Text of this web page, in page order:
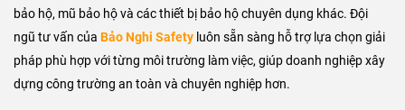
bảo hộ, mũ bảo hộ và các thiết bị bảo hộ chuyên dụng khác. Đội
ngũ tư vấn của Bảo Nghi Safety luôn sẵn sàng hỗ trợ lựa chọn giải
pháp phù hợp với từng môi trường làm việc, giúp doanh nghiệp xây
dựng công trường an toàn và chuyên nghiệp hơn.